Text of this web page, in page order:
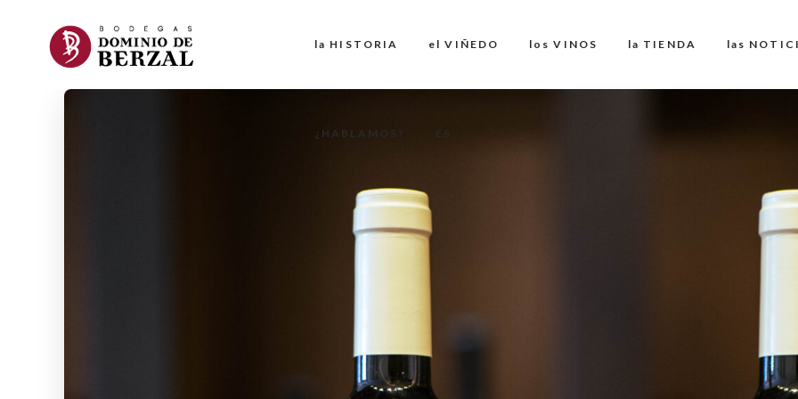
la HISTORIA el VIÑEDO los VINOS la TIENDA las
¿HABLAMOS? ES